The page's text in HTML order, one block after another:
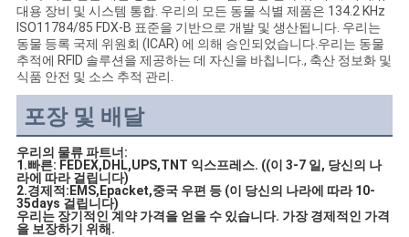
대용 장비 및 시스템 통합. 우리의 모든 동물 식별 제품은 134.2 KHz
ISO11784/85 FDX-B 표준을 기반으로 개발 및 생산됩니다. 우리는
동물 등록 국제 위원회 (ICAR) 에 의해 승인되었습니다.우리는 동물
추적에 RFID 솔루션을 제공하는 데 자신을 바칩니다., 축산 정보화 및
식품 안전 및 소스 추적 관리.
포장 및 배달
우리의 물류 파트너:
1.빠른: FEDEX,DHL,UPS,TNT 익스프레스. ((이 3-7 일, 당신의 나
라에 따라 걸립니다)
2.경제적:EMS,Epacket,중국 우편 등 (이 당신의 나라에 따라 10-
35days 걸립니다)
우리는 장기적인 계약 가격을 얻을 수 있습니다. 가장 경제적인 가격
을 보장하기 위해.